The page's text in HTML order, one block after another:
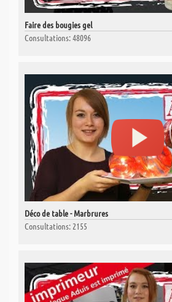
Faire des bougies gel
Consultations: 48096
Déco de table - Marbrures
Consultations: 2155